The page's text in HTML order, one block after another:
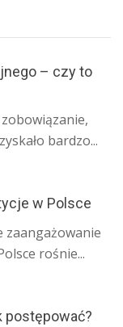
– czy to
bardzo...
w Polsce
zaangażowanie
rośnie...
postępować?